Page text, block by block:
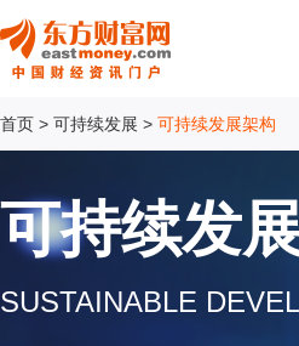
首页 > 可持续发展 > 可持续发展架构
可持续发展
SUSTAINABLE